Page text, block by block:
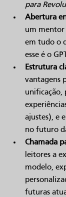
para
Abertura
um mentor
em tudo o
esse é o
Estrutura
vantagens
unificação,
ajustes), e
no futuro
Chamada
leitores a
modelo,
futuras